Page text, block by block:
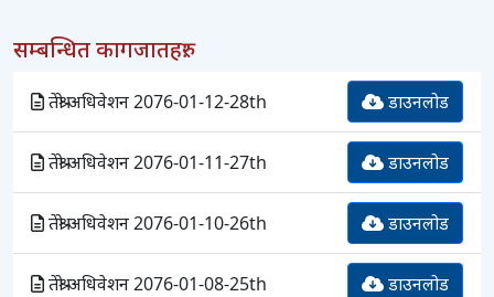
सम्बन्धित कागजातहरु:
तेश्रो अधिवेशन 2076-01-12-28th डाउनलोड
तेश्रो अधिवेशन 2076-01-11-27th डाउनलोड
तेश्रो अधिवेशन 2076-01-10-26th डाउनलोड
तेश्रो अधिवेशन 2076-01-08-25th डाउनलोड